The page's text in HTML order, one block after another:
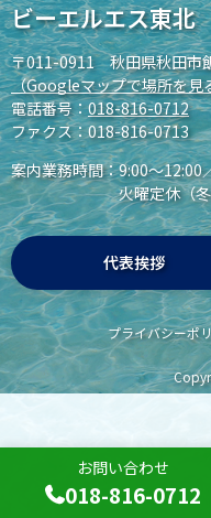
ビーエルエス東北
〒011-0911 秋田県秋田市
（Googleマップで場所を見
電話番号：018-816-0712
ファクス：018-816-0713
案内業務時間：9:00～12:00
火曜定休（
代表挨拶
プライバシーポ
お問い合わせ
018-816-0712